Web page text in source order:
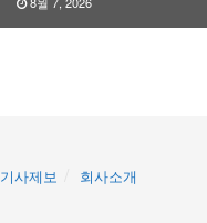
기사제보 회사소개